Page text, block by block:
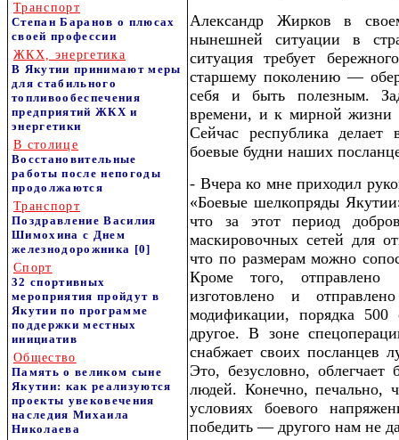
Транспорт
Степан Баранов о плюсах
своей профессии
ЖКХ, энергетика
В Якутии принимают меры
для стабильного
топливообеспечения
предприятий ЖКХ и
энергетики
В столице
Восстановительные
работы после непогоды
продолжаются
Транспорт
Поздравление Василия
Шимохина с Днем
железнодорожника [0]
Спорт
32 спортивных
мероприятия пройдут в
Якутии по программе
поддержки местных
инициатив
Общество
Память о великом сыне
Якутии: как реализуются
проекты увековечения
наследия Михаила
Николаева
Александр Жирков в
нынешней ситуации в
ситуация требует
старшему поколению —
себя и быть полезным.
времени, и к мирной жизни
Сейчас республика делает
боевые будни наших
- Вчера ко мне приходил
«Боевые шелкопряды
что за этот период
маскировочных сетей для
что по размерам можно
Кроме того, отправлено
изготовлено и
модификации, порядка 500
другое. В зоне
снабжает своих посланцев
Это, безусловно,
людей. Конечно, печально,
условиях боевого
победить — другого нам не